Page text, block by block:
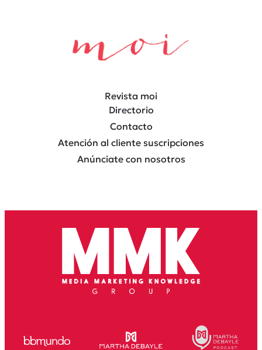
Revista moi
Directorio
Contacto
Atención al cliente suscripciones
Anúnciate con nosotros